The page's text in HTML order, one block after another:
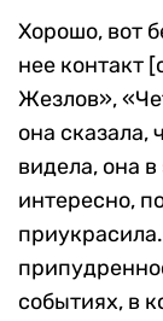
Хорошо, вот
нее контакт
Жезлов»,
она сказала,
видела, она
интересно,
событиях, в